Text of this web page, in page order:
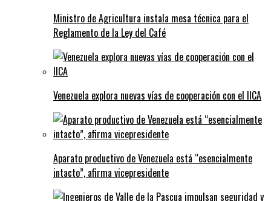
Ministro de Agricultura instala mesa técnica para el
Reglamento de la Ley del Café
Venezuela explora nuevas vías de cooperación con el IICA
Aparato productivo de Venezuela está “esencialmente
intacto”, afirma vicepresidente